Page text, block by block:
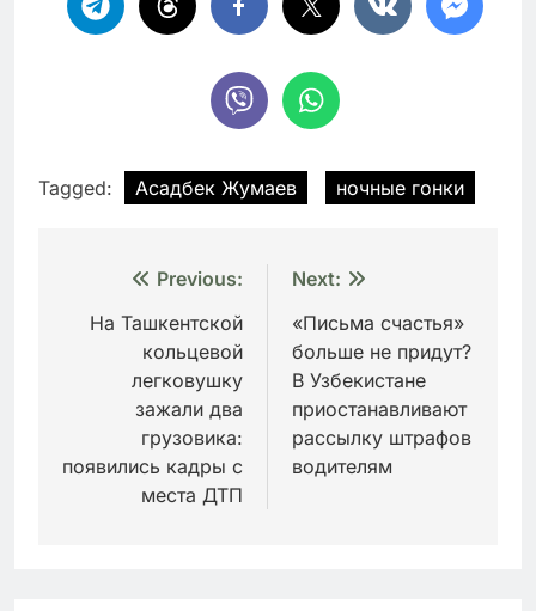
Tagged: Асадбек Жумаев ночные гонки
Навигация
по
записям
Previous:
На Ташкентской
кольцевой
легковушку
зажали два
грузовика:
появились кадры с
места ДТП
Next:
«Письма счастья»
больше не придут?
В Узбекистане
приостанавливают
рассылку штрафов
водителям